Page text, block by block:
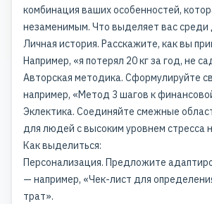
комбинация ваших особенностей,
незаменимым. Что выделяет вас среди
Личная история. Расскажите, как вы
Например, «я потерял 20 кг за год, не
Авторская методика. Сформулируйте
например, «Метод 3 шагов к
Эклектика. Соединяйте смежные
для людей с высоким уровнем стресса
Как выделиться:
Персонализация. Предложите
— например, «Чек-лист для
трат».